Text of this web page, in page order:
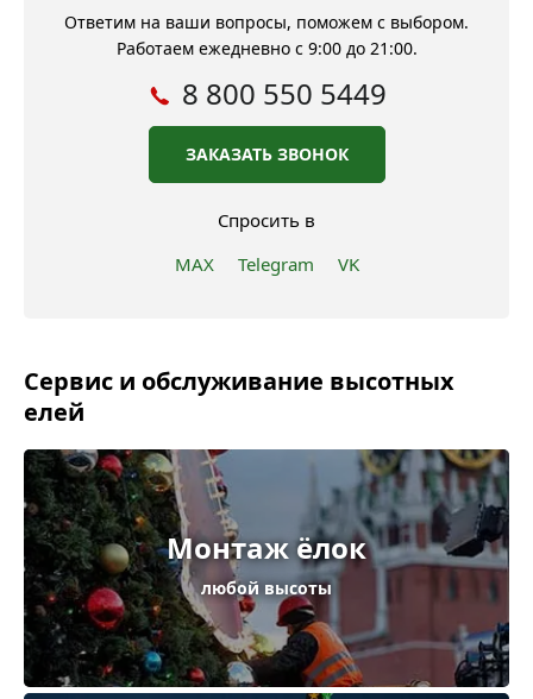
Ответим на ваши вопросы, поможем с выбором.
Работаем ежедневно с 9:00 до 21:00.
8 800 550 5449
ЗАКАЗАТЬ ЗВОНОК
Спросить в
MAX
Telegram VK
Сервис и обслуживание высотных
елей
Монтаж ёлок
любой высоты